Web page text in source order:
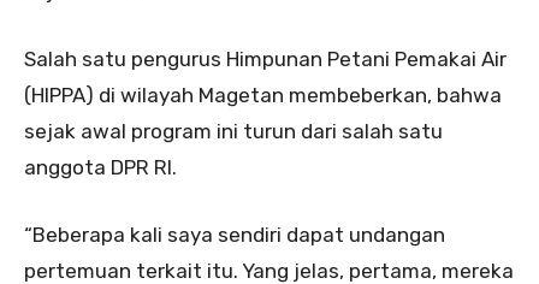
Salah satu pengurus Himpunan Petani Pemakai Air
(HIPPA) di wilayah Magetan membeberkan, bahwa
sejak awal program ini turun dari salah satu
anggota DPR RI.
“Beberapa kali saya sendiri dapat undangan
pertemuan terkait itu. Yang jelas, pertama, mereka